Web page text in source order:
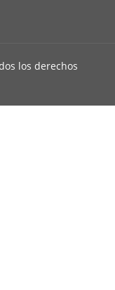
los derechos